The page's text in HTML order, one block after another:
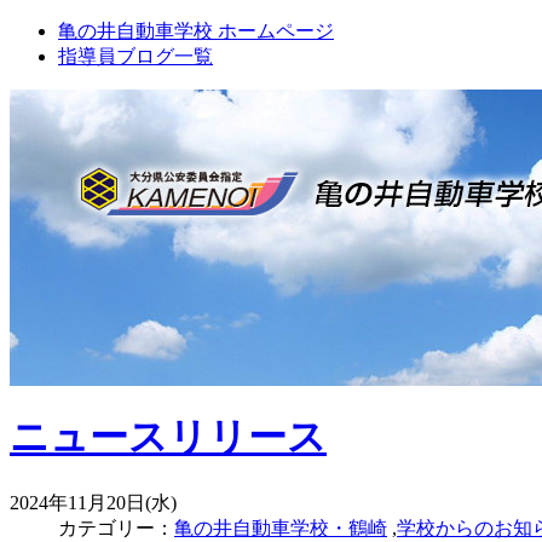
亀の井自動車学校 ホームページ
指導員ブログ一覧
ニュースリリース
2024年11月20日(水)
カテゴリー： 亀の井自動車学校・鶴崎 ,学校からのお知